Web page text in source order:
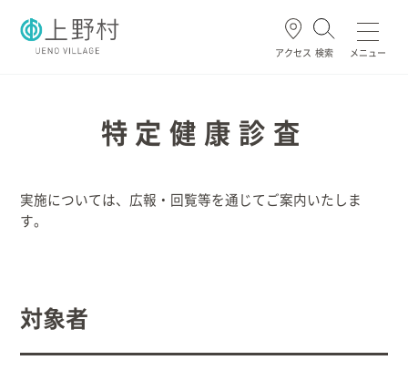
アクセス 検索 メニュー
ごみ・資源 住民票・戸籍 妊娠・出産 高齢・介護
暮らし/手続き
特定健康診査
実施については、広報・回覧等を通じてご案内いたしま
す。
対象者